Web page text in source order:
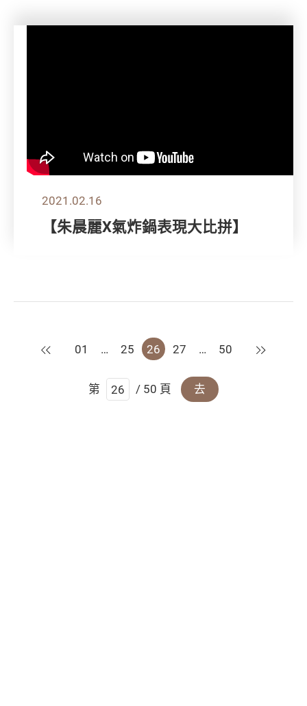
2021.02.16
【朱晨麗X氣炸鍋表現大比拼】
上一頁
01 … 25 26 27 … 50 下一頁
第 / 50 頁 去